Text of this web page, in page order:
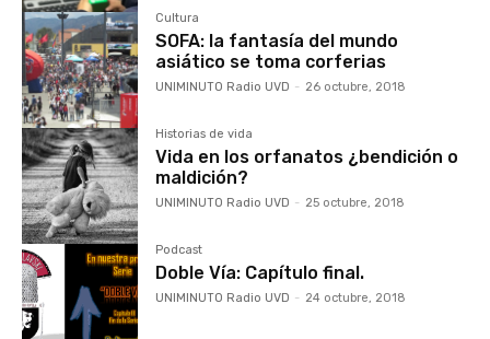
Cultura
SOFA: la fantasía del mundo
asiático se toma corferias
UNIMINUTO Radio UVD - 26 octubre, 2018
Historias de vida
Vida en los orfanatos ¿bendición o
maldición?
UNIMINUTO Radio UVD - 25 octubre, 2018
Podcast
Doble Vía: Capítulo final.
UNIMINUTO Radio UVD - 24 octubre, 2018